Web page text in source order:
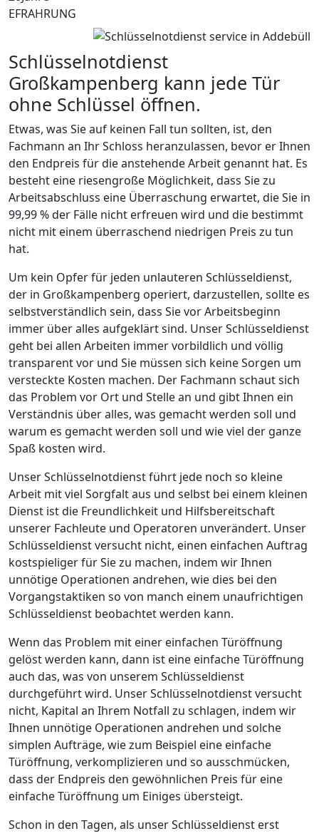
EFRAHRUNG
Schlüsselnotdienst
Großkampenberg kann jede Tür
ohne Schlüssel öffnen.
Etwas, was Sie auf keinen Fall tun sollten, ist, den
Fachmann an Ihr Schloss heranzulassen, bevor er Ihnen
den Endpreis für die anstehende Arbeit genannt hat. Es
besteht eine riesengroße Möglichkeit, dass Sie zu
Arbeitsabschluss eine Überraschung erwartet, die Sie in
99,99 % der Fälle nicht erfreuen wird und die bestimmt
nicht mit einem überraschend niedrigen Preis zu tun
hat.
Um kein Opfer für jeden unlauteren Schlüsseldienst,
der in Großkampenberg operiert, darzustellen, sollte es
selbstverständlich sein, dass Sie vor Arbeitsbeginn
immer über alles aufgeklärt sind. Unser Schlüsseldienst
geht bei allen Arbeiten immer vorbildlich und völlig
transparent vor und Sie müssen sich keine Sorgen um
versteckte Kosten machen. Der Fachmann schaut sich
das Problem vor Ort und Stelle an und gibt Ihnen ein
Verständnis über alles, was gemacht werden soll und
warum es gemacht werden soll und wie viel der ganze
Spaß kosten wird.
Unser Schlüsselnotdienst führt jede noch so kleine
Arbeit mit viel Sorgfalt aus und selbst bei einem kleinen
Dienst ist die Freundlichkeit und Hilfsbereitschaft
unserer Fachleute und Operatoren unverändert. Unser
Schlüsseldienst versucht nicht, einen einfachen Auftrag
kostspieliger für Sie zu machen, indem wir Ihnen
unnötige Operationen andrehen, wie dies bei den
Vorgangstaktiken so von manch einem unaufrichtigen
Schlüsseldienst beobachtet werden kann.
Wenn das Problem mit einer einfachen Türöffnung
gelöst werden kann, dann ist eine einfache Türöffnung
auch das, was von unserem Schlüsseldienst
durchgeführt wird. Unser Schlüsselnotdienst versucht
nicht, Kapital an Ihrem Notfall zu schlagen, indem wir
Ihnen unnötige Operationen andrehen und solche
simplen Aufträge, wie zum Beispiel eine einfache
Türöffnung, verkomplizieren und so ausschmücken,
dass der Endpreis den gewöhnlichen Preis für eine
einfache Türöffnung um Einiges übersteigt.
Schon in den Tagen, als unser Schlüsseldienst erst